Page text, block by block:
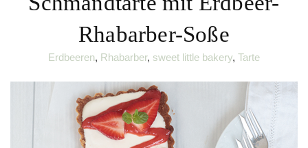
Rhabarber-Soße
Erdbeeren, Rhabarber, sweet little bakery, Tarte